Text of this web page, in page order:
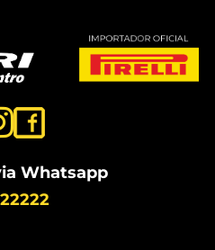
Whatsapp